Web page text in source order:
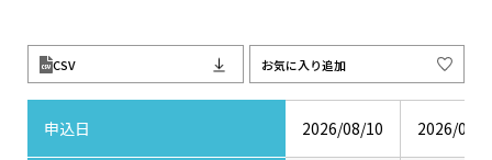
CSV お気に入り追加
申込日 2026/08/10 2026/08/